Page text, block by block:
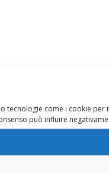
tecnologie come i cookie
può influire